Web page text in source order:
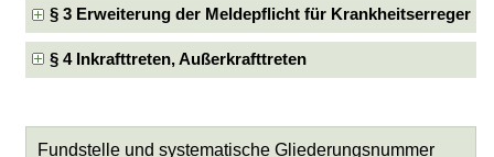
§ 3 Erweiterung der Meldepflicht für Krankheitserreger
§ 4 Inkrafttreten, Außerkrafttreten
Fundstelle und systematische Gliederungsnummer